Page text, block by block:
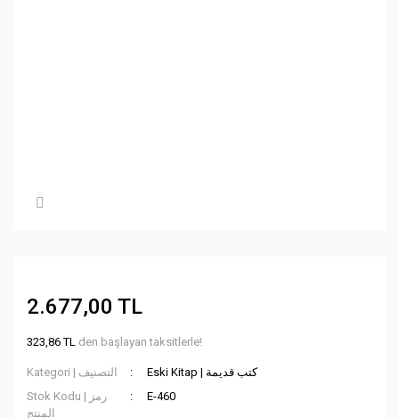
2.677,00 TL
323,86 TL den başlayan taksitlerle!
Kategori | التصنيف
Eski Kitap | كتب قديمة
Stok Kodu | رمز
المنتج
E-460